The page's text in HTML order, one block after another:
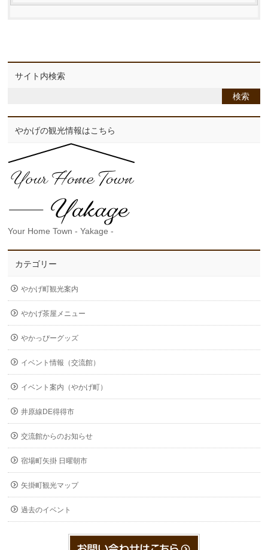
サイト内検索
やかげの観光情報はこちら
Your Home Town - Yakage -
カテゴリー
やかげ町観光案内
やかげ茶屋メニュー
やかっぴーグッズ
イベント情報（交流館）
イベント案内（やかげ町）
井原線DE得得市
交流館からのお知らせ
宿場町矢掛 日曜朝市
矢掛町観光マップ
過去のイベント